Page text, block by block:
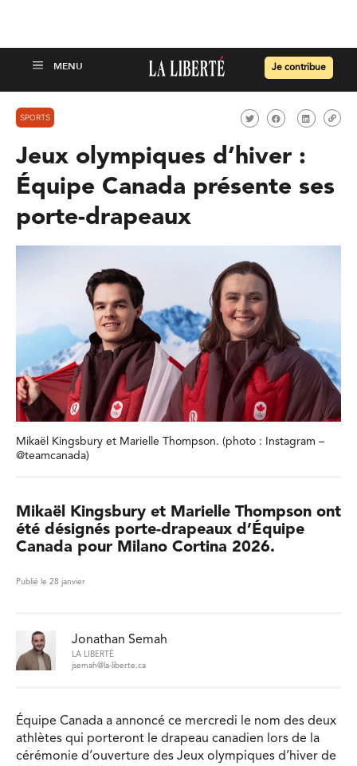
Je contribue
SPORTS
Jeux olympiques d’hiver :
Équipe Canada présente ses
porte-drapeaux
Mikaël Kingsbury et Marielle Thompson. (photo : Instagram –
@teamcanada)
Mikaël Kingsbury et Marielle Thompson ont
été désignés porte-drapeaux d’Équipe
Canada pour Milano Cortina 2026.
Publié le 28 janvier
Jonathan Semah
LA LIBERTÉ
jsemah@la-liberte.ca
Équipe Canada a annoncé ce mercredi le nom des deux
athlètes qui porteront le drapeau canadien lors de la
cérémonie d’ouverture des Jeux olympiques d’hiver de